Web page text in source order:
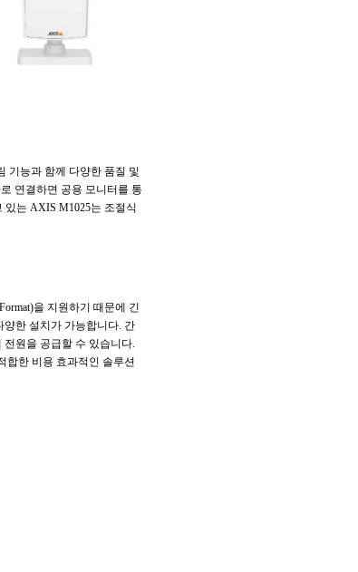
기능과 함께 다양한 품질 및
연결하면 공용 모니터를 통
있는 AXIS M1025는 조절식
을 지원하기 때문에 긴
한 설치가 가능합니다. 간
원을 공급할 수 있습니다.
합한 비용 효과적인 솔루션